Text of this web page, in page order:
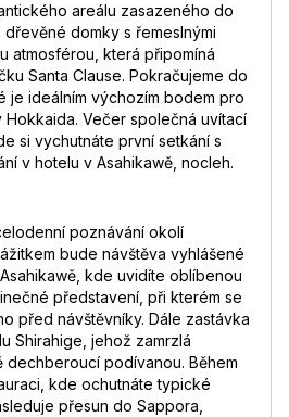
areálu zasazeného do
domky s řemeslnými
atmosférou, která připomíná
Santa Clause. Pokračujeme do
je ideálním výchozím bodem pro
Večer společná uvítací
si vychutnáte první setkání s
v hotelu v Asahikawě, nocleh.
poznávání okolí
bude návštěva vyhlášené
kde uvidíte oblíbenou
představení, při kterém se
před návštěvníky. Dále zastávka
Shirahige, jehož zamrzlá
dechberoucí podívanou. Během
kde ochutnáte typické
přesun do Sappora,